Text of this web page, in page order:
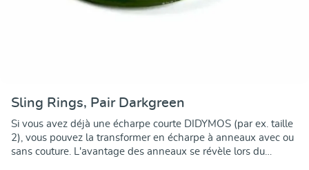
Sling Rings, Pair Darkgreen
Si vous avez déjà une écharpe courte DIDYMOS (par ex. taille
2), vous pouvez la transformer en écharpe à anneaux avec ou
sans couture. L'avantage des anneaux se révèle lors du